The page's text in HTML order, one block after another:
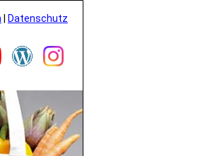
Datenschutz